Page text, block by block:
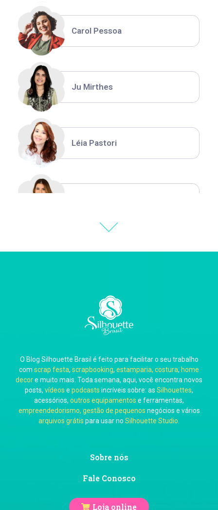
Carol Pessoa
Ju Mirthes
Léia Pastori
Thiara Ney
Carla Eschberger
Carol Pessoa
Ju Mirthes
O Blog Silhouette Brasil é feito para facilitar o seu trabalho
com scrap festa, scrapbooking, estamparia, costura, home
decore muito mais. Toda semana, aqui, você encontra novos
posts, vídeos e podcasts incríveis sobre: as Silhouettes,
acessórios, outros equipamentos e ferramentas,
empreendedorismo, gestão de pequenos negócios e vários
arquivos grátis para usar no Silhouette Studio.
Sobre nós
Fale Conosco
Loja online